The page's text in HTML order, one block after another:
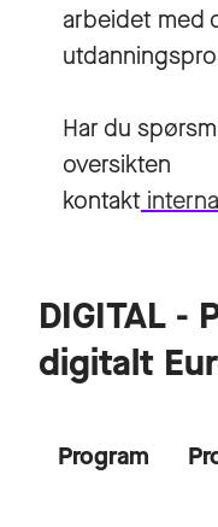
arbeidet med
Har du
oversikten
kontakt
DIGITAL -
digitalt
Program